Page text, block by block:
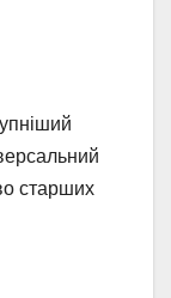
старших